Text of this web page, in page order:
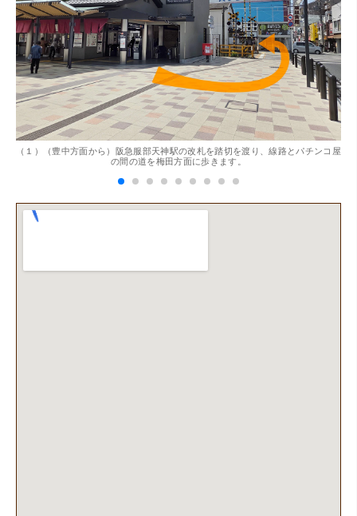
（兵庫県神戸市）別のお店でメール査定した際の1.5倍の金
額を提示いただけたので即決しました。楽器も安心してお
任せできそうです!
（１）（豊中方面から）阪急服部天神駅の改札を踏切を渡り、線路とパチンコ屋
の間の道を梅田方面に歩きます。